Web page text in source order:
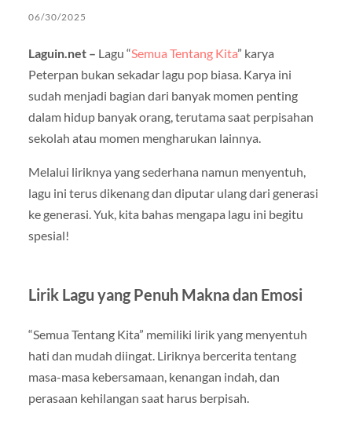
06/30/2025
Laguin.net – Lagu “Semua Tentang Kita” karya
Peterpan bukan sekadar lagu pop biasa. Karya ini
sudah menjadi bagian dari banyak momen penting
dalam hidup banyak orang, terutama saat perpisahan
sekolah atau momen mengharukan lainnya.
Melalui liriknya yang sederhana namun menyentuh,
lagu ini terus dikenang dan diputar ulang dari generasi
ke generasi. Yuk, kita bahas mengapa lagu ini begitu
spesial!
Lirik Lagu yang Penuh Makna dan Emosi
“Semua Tentang Kita” memiliki lirik yang menyentuh
hati dan mudah diingat. Liriknya bercerita tentang
masa-masa kebersamaan, kenangan indah, dan
perasaan kehilangan saat harus berpisah.